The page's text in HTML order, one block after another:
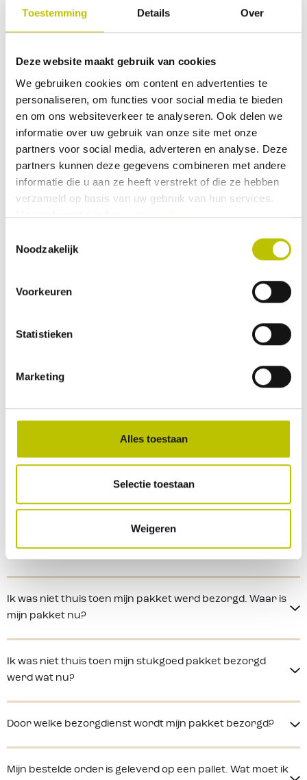
Toestemming Details Over
Deze website maakt gebruik van cookies
We gebruiken cookies om content en advertenties te
personaliseren, om functies voor social media te bieden
en om ons websiteverkeer te analyseren. Ook delen we
informatie over uw gebruik van onze site met onze
partners voor social media, adverteren en analyse. Deze
partners kunnen deze gegevens combineren met andere
informatie die u aan ze heeft verstrekt of die ze hebben
verzameld op basis van uw gebruik van hun services.
Meer informatie in hetcookiebeleid.
Noodzakelijk
Voorkeuren
Statistieken
Marketing
Alles toestaan
Selectie toestaan
Weigeren
Worden pakketten ook op maandag bezorgd?
Kan ik mijn pakket ook naar het buitenland verzenden?
Wat zijn de kosten voor het retourneren van mijn
Ik wil iets retourneren en heb gekozen voor AfterPay,
wat nu?
verzendkosten, hoe komt dit?
Ik ben niet in staat om mijn retourzending naar een
Ik was niet thuis toen mijn pakket werd bezorgd. Waar is
mijn pakket nu?
Ik was niet thuis toen mijn stukgoed pakket bezorgd
werd wat nu?
Door welke bezorgdienst wordt mijn pakket bezorgd?
Mijn bestelde order is geleverd op een pallet. Wat moet ik